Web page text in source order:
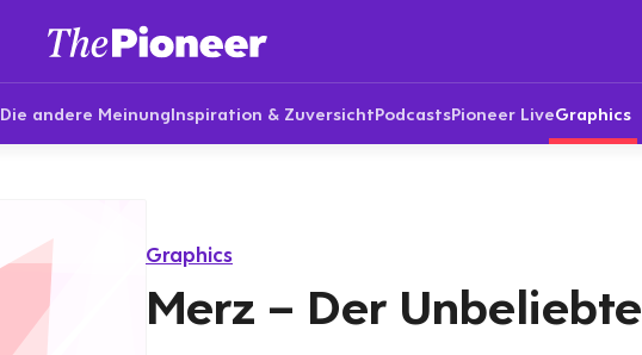
Die andere MeinungInspiration & ZuversichtPodcastsPioneer LiveGraphics
Graphics
Merz – Der Unbeliebte